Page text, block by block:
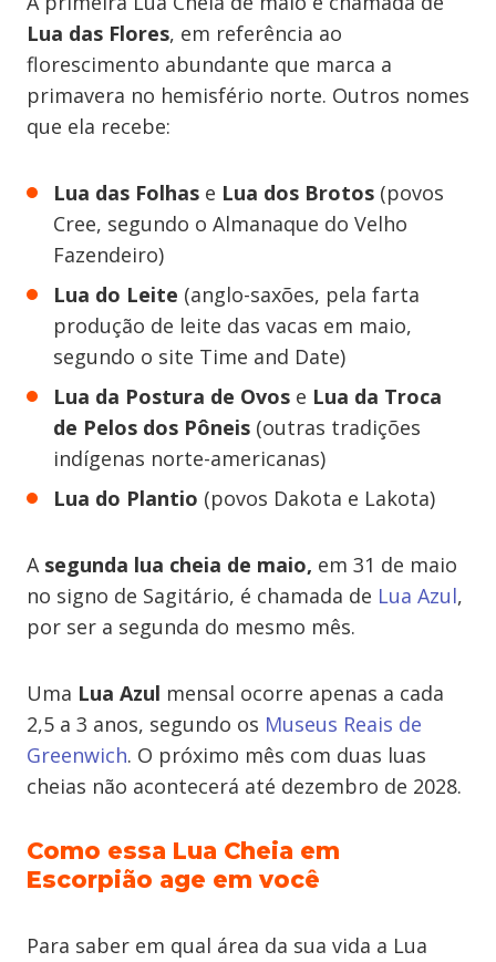
Lua das Flores, em referência ao
florescimento abundante que marca a
primavera no hemisfério norte. Outros nomes
que ela recebe:
Lua das Folhas e Lua dos Brotos (povos
Cree, segundo o Almanaque do Velho
Fazendeiro)
Lua do Leite (anglo-saxões, pela farta
produção de leite das vacas em maio,
segundo o site Time and Date)
Lua da Postura de Ovos e Lua da Troca
de Pelos dos Pôneis (outras tradições
indígenas norte-americanas)
Lua do Plantio (povos Dakota e Lakota)
A segunda lua cheia de maio, em 31 de maio
no signo de Sagitário, é chamada de Lua Azul,
por ser a segunda do mesmo mês.
Uma Lua Azul mensal ocorre apenas a cada
2,5 a 3 anos, segundo os Museus Reais de
Greenwich. O próximo mês com duas luas
cheias não acontecerá até dezembro de 2028.
Como essa Lua Cheia em
Escorpião age em você
Para saber em qual área da sua vida a Lua